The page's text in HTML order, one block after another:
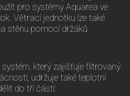
pro systémy Aquarea ve
Větrací jednotku lze také
stěnu pomocí držáků
který zajišťuje filtrovaný
udržuje také teplotní
do tří částí: